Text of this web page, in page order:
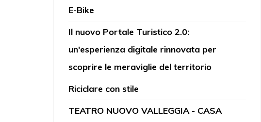
E-Bike
Il nuovo Portale Turistico 2.0:
un'esperienza digitale rinnovata per
scoprire le meraviglie del territorio
Riciclare con stile
TEATRO NUOVO VALLEGGIA - CASA